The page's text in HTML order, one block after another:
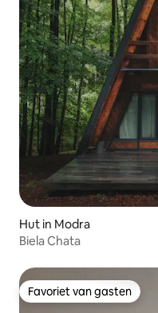
Hut in Modra
Biela Chata
Favoriet van gasten
Favoriet van gasten